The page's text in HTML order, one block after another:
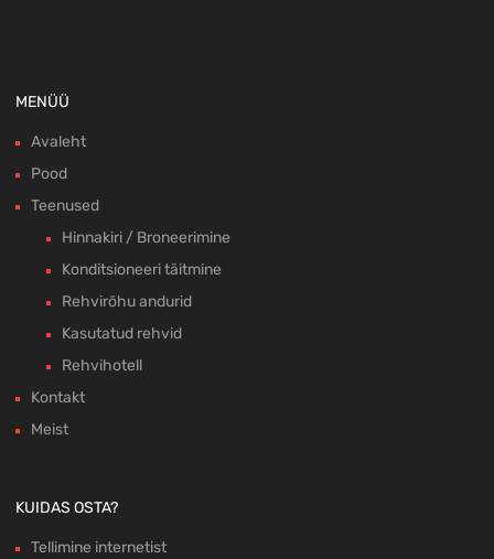
MENÜÜ
Avaleht
Pood
Teenused
Hinnakiri / Broneerimine
Konditsioneeri täitmine
Rehvirõhu andurid
Kasutatud rehvid
Rehvihotell
Kontakt
Meist
KUIDAS OSTA?
Tellimine internetist